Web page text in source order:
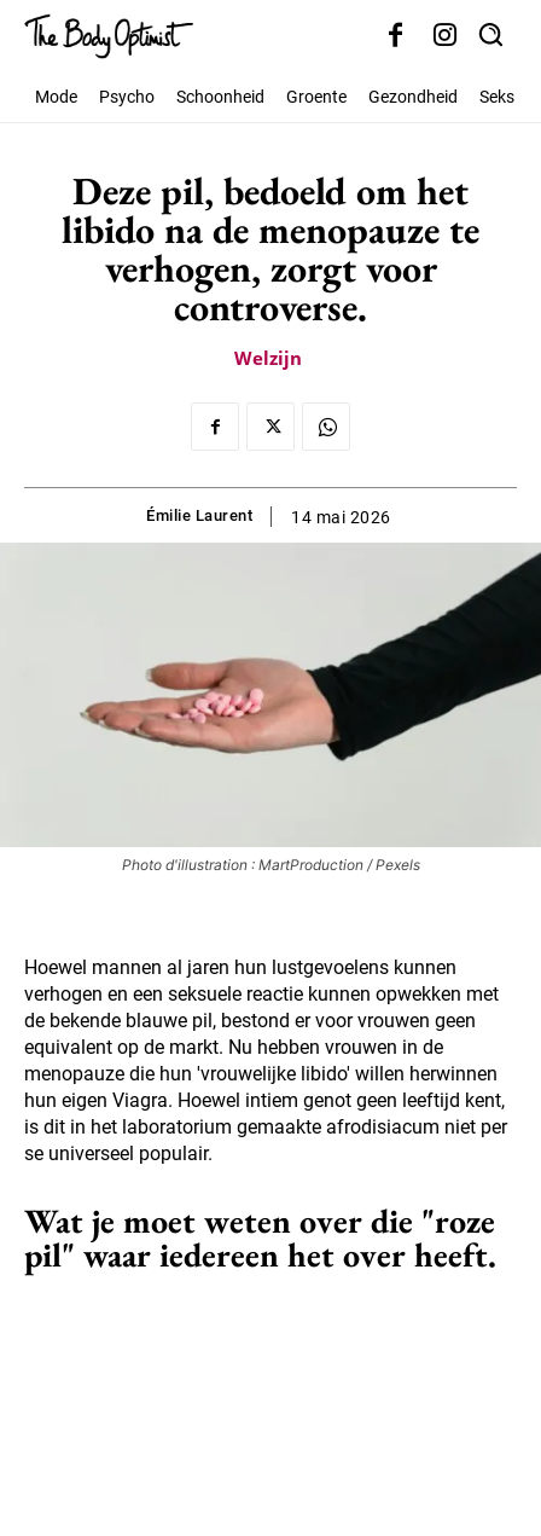
Mode Psycho Schoonheid Groente Gezondheid Seks
Deze pil, bedoeld om het
libido na de menopauze te
verhogen, zorgt voor
controverse.
Welzijn
Émilie Laurent 14 mai 2026
Photo d'illustration : MartProduction / Pexels
Hoewel mannen al jaren hun lustgevoelens kunnen
verhogen en een seksuele reactie kunnen opwekken met
de bekende blauwe pil, bestond er voor vrouwen geen
equivalent op de markt. Nu hebben vrouwen in de
menopauze die hun 'vrouwelijke libido' willen herwinnen
hun eigen Viagra. Hoewel intiem genot geen leeftijd kent,
is dit in het laboratorium gemaakte afrodisiacum niet per
se universeel populair.
Wat je moet weten over die "roze
pil" waar iedereen het over heeft.